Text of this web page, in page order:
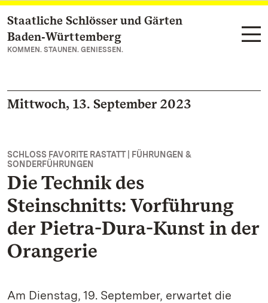
Zum Hauptinhalt springen
Staatliche Schlösser und Gärten
Baden‑Württemberg
KOMMEN. STAUNEN. GENIESSEN.
Mittwoch, 13. September 2023
SCHLOSS FAVORITE RASTATT | FÜHRUNGEN &
SONDERFÜHRUNGEN
Die Technik des
Steinschnitts: Vorführung
der Pietra-Dura-Kunst in der
Orangerie
Am Dienstag, 19. September, erwartet die